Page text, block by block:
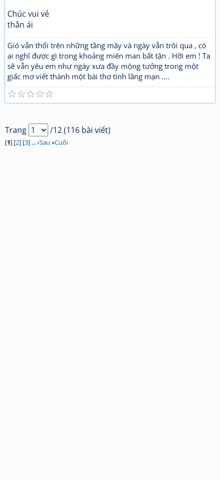
Chúc vui vẻ
thân ái
Gió vẫn thổi trên những tầng mây và ngày vẫn trôi qua , có
ai nghĩ được gì trong khoảng miên man bất tận . Hỡi em ! Ta
sẽ vẫn yêu em như ngày xưa đầy mộng tưởng trong một
giấc mơ viết thành một bài thơ tình lãng mạn ....
☆
☆
☆
☆
☆
Trang /12 (116 bài viết)
[1] [2] [3] ... ›Sau »Cuối